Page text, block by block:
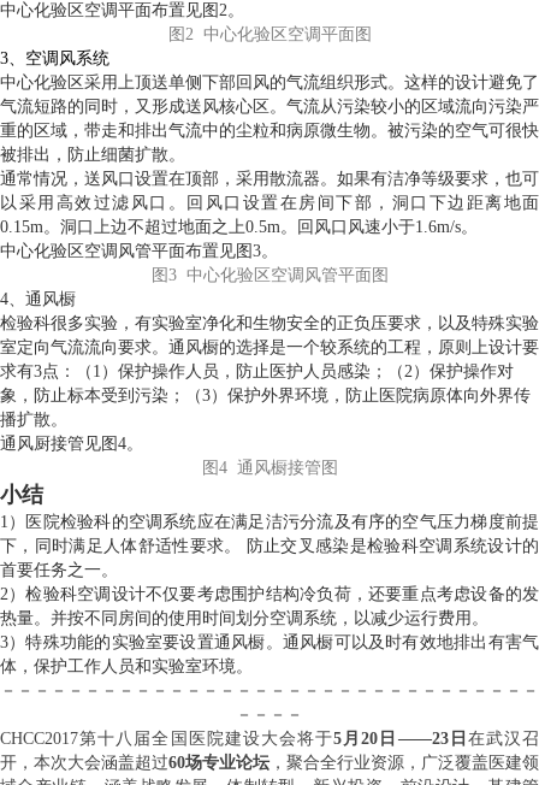
中心化验区空调平面布置见图2。
图2 中心化验区空调平面图
3、空调风系统
中心化验区采用上顶送单侧下部回风的气流组织形式。这样的设计避免了
气流短路的同时，又形成送风核心区。气流从污染较小的区域流向污染严
重的区域，带走和排出气流中的尘粒和病原微生物。被污染的空气可很快
被排出，防止细菌扩散。
通常情况，送风口设置在顶部，采用散流器。如果有洁净等级要求，也可
以采用高效过滤风口。回风口设置在房间下部，洞口下边距离地面
0.15m。洞口上边不超过地面之上0.5m。回风口风速小于1.6m/s。
中心化验区空调风管平面布置见图3。
图3 中心化验区空调风管平面图
4、通风橱
检验科很多实验，有实验室净化和生物安全的正负压要求，以及特殊实验
室定向气流流向要求。通风橱的选择是一个较系统的工程，原则上设计要
求有3点：（1）保护操作人员，防止医护人员感染；（2）保护操作对
象，防止标本受到污染；（3）保护外界环境，防止医院病原体向外界传
播扩散。
通风厨接管见图4。
图4 通风橱接管图
小结
1）医院检验科的空调系统应在满足洁污分流及有序的空气压力梯度前提
下，同时满足人体舒适性要求。 防止交叉感染是检验科空调系统设计的
首要任务之一。
2）检验科空调设计不仅要考虑围护结构冷负荷，还要重点考虑设备的发
热量。并按不同房间的使用时间划分空调系统，以减少运行费用。
3）特殊功能的实验室要设置通风橱。通风橱可以及时有效地排出有害气
体，保护工作人员和实验室环境。
－－－－－－－－－－－－－－－－－－－－－－－－－－－－－－－－
－－－－
CHCC2017第十八届全国医院建设大会将于5月20日——23日 在武汉召
开，本次大会涵盖超过60场专业论坛 ，聚合全行业资源，广泛覆盖医建领